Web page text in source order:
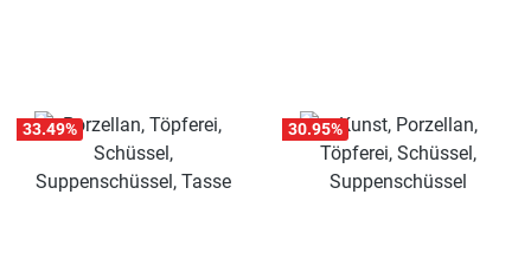
33.49% 30.95%